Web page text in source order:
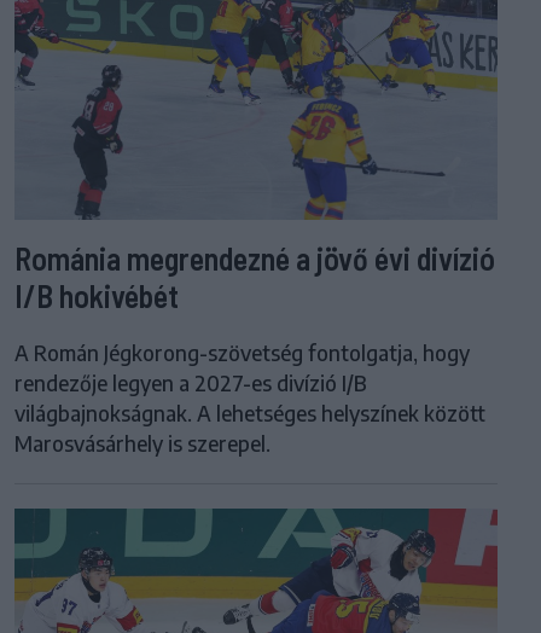
Románia megrendezné a jövő évi divízió
I/B hokivébét
A Román Jégkorong-szövetség fontolgatja, hogy
rendezője legyen a 2027-es divízió I/B
világbajnokságnak. A lehetséges helyszínek között
Marosvásárhely is szerepel.